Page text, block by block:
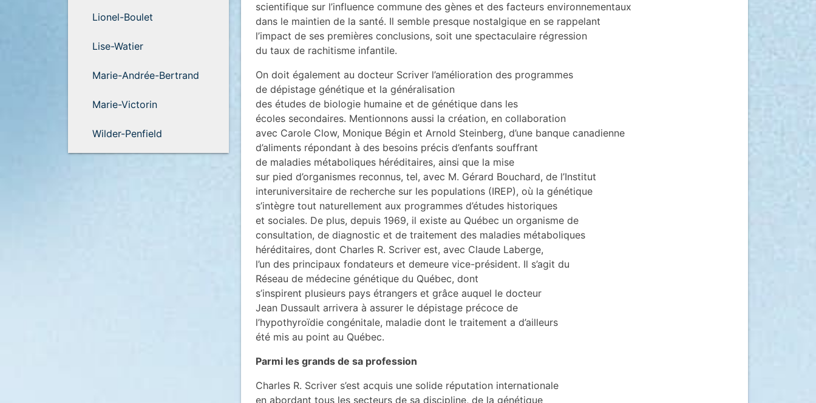
Lionel-Boulet
Lise-Watier
Marie-Andrée-Bertrand
Marie-Victorin
Wilder-Penfield
scientifique sur l’influence commune des gènes et des facteurs environnementaux
dans le maintien de la santé. Il semble presque nostalgique en se rappelant
l’impact de ses premières conclusions, soit une spectaculaire régression
du taux de rachitisme infantile.
On doit également au docteur Scriver l’amélioration des programmes
de dépistage génétique et la généralisation
des études de biologie humaine et de génétique dans les
écoles secondaires. Mentionnons aussi la création, en collaboration
avec Carole Clow, Monique Bégin et Arnold Steinberg, d’une banque canadienne
d’aliments répondant à des besoins précis d’enfants souffrant
de maladies métaboliques héréditaires, ainsi que la mise
sur pied d’organismes reconnus, tel, avec M. Gérard Bouchard, de l’Institut
interuniversitaire de recherche sur les populations (IREP), où la génétique
s’intègre tout naturellement aux programmes d’études historiques
et sociales. De plus, depuis 1969, il existe au Québec un organisme de
consultation, de diagnostic et de traitement des maladies métaboliques
héréditaires, dont Charles R. Scriver est, avec Claude Laberge,
l’un des principaux fondateurs et demeure vice-président. Il s’agit du
Réseau de médecine génétique du Québec, dont
s’inspirent plusieurs pays étrangers et grâce auquel le docteur
Jean Dussault arrivera à assurer le dépistage précoce de
l’hypothyroïdie congénitale, maladie dont le traitement a d’ailleurs
été mis au point au Québec.
Parmi les grands de sa profession
Charles R. Scriver s’est acquis une solide réputation internationale
en abordant tous les secteurs de sa discipline, de la génétique